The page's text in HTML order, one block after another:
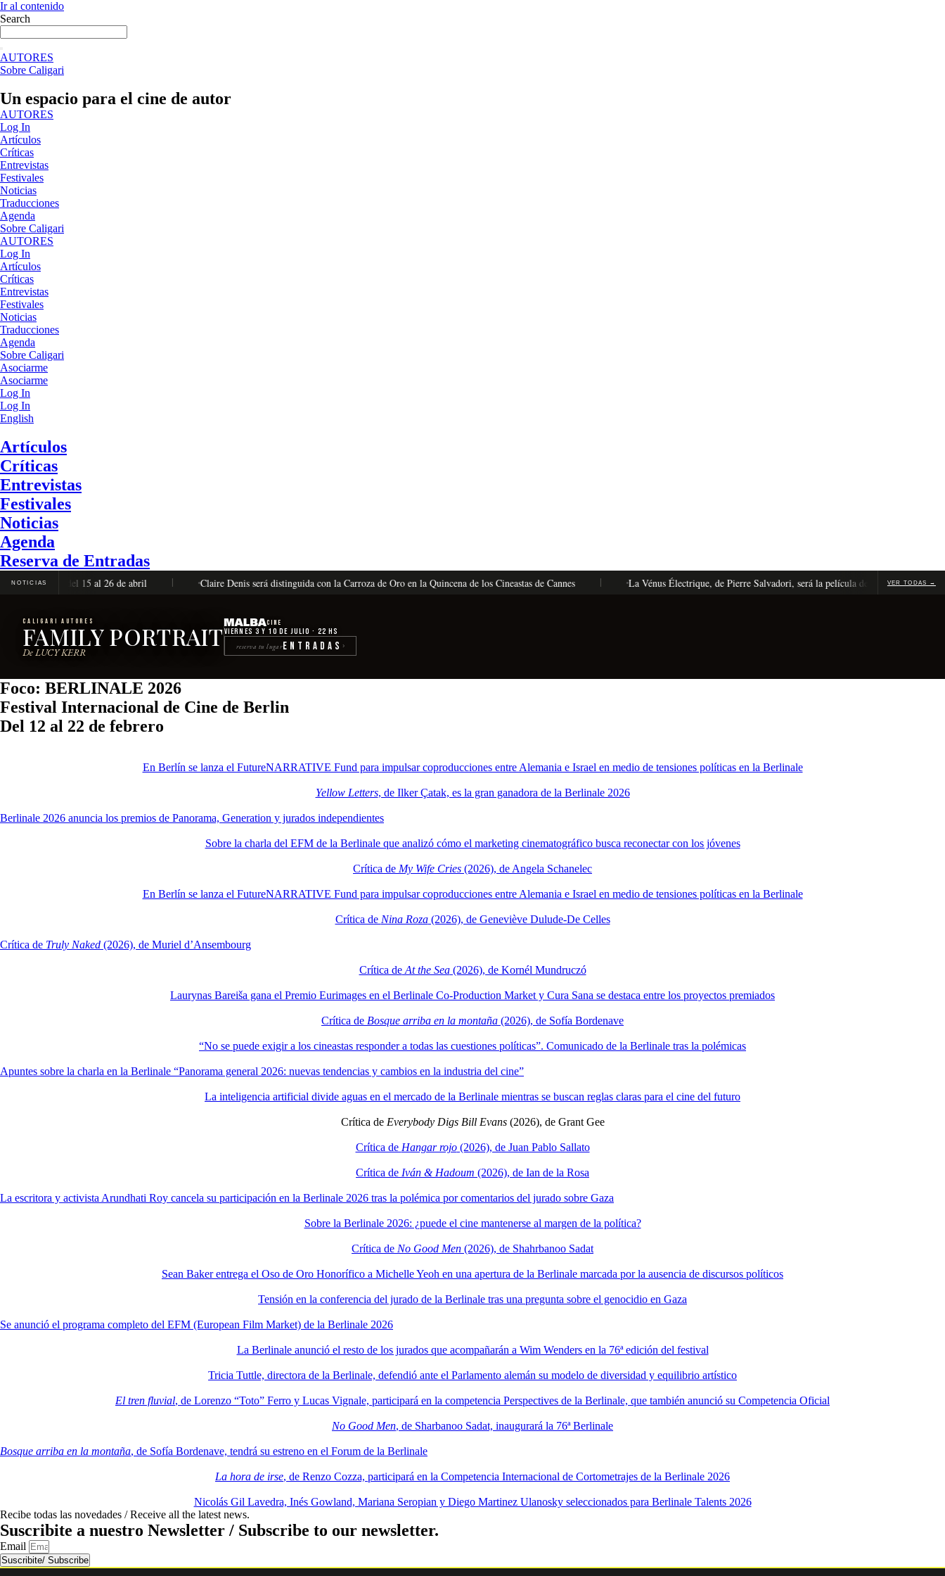
Ir al contenido
Search
AUTORES
Sobre Caligari
Un espacio para el cine de autor
AUTORES
Log In
Artículos
Críticas
Entrevistas
Festivales
Noticias
Traducciones
Agenda
Sobre Caligari
AUTORES
Log In
Artículos
Críticas
Entrevistas
Festivales
Noticias
Traducciones
Agenda
Sobre Caligari
Asociarme
Asociarme
Log In
Log In
English
Artículos
Críticas
Entrevistas
Festivales
Noticias
Agenda
Reserva de Entradas
NOTICIASdel 15 al 26 de abril Claire Denis será distinguida con la Carroza de Oro en la Quincena de los Cineastas de Cannes La Vénus Électrique, de Pierre Salvadori, será la película de apertura de Cannes 2026
VER TODAS →
CALIGARI AUTORES
FAMILY PORTRAIT
De LUCY KERR
Cine
Viernes 3 y 10 de julio · 22 hs
reserva tu lugarEntradas ›
Foco: BERLINALE 2026
Festival Internacional de Cine de Berlin
Del 12 al 22 de febrero
En Berlín se lanza el FutureNARRATIVE Fund para impulsar coproducciones entre Alemania e Israel en medio de tensiones políticas en la Berlinale
Yellow Letters, de Ilker Çatak, es la gran ganadora de la Berlinale 2026
Berlinale 2026 anuncia los premios de Panorama, Generation y jurados independientes
Sobre la charla del EFM de la Berlinale que analizó cómo el marketing cinematográfico busca reconectar con los jóvenes
Crítica de My Wife Cries (2026), de Angela Schanelec
En Berlín se lanza el FutureNARRATIVE Fund para impulsar coproducciones entre Alemania e Israel en medio de tensiones políticas en la Berlinale
Crítica de Nina Roza(2026), de Geneviève Dulude-De Celles
Crítica de Truly Naked (2026), de Muriel d’Ansembourg
Crítica deAt the Sea(2026), de Kornél Mundruczó
Laurynas Bareiša gana el Premio Eurimages en el Berlinale Co-Production Market y Cura Sana se destaca entre los proyectos premiados
Crítica de Bosque arriba en la montaña (2026), de Sofía Bordenave
“No se puede exigir a los cineastas responder a todas las cuestiones políticas”. Comunicado de la Berlinale tras la polémicas
Apuntes sobre la charla en la Berlinale “Panorama general 2026: nuevas tendencias y cambios en la industria del cine”
La inteligencia artificial divide aguas en el mercado de la Berlinale mientras se buscan reglas claras para el cine del futuro
Crítica de Everybody Digs Bill Evans(2026), de Grant Gee
Crítica de Hangar rojo(2026), de Juan Pablo Sallato
Crítica de Iván & Hadoum (2026), de Ian de la Rosa
La escritora y activista Arundhati Roy cancela su participación en la Berlinale 2026 tras la polémica por comentarios del jurado sobre Gaza
Sobre la Berlinale 2026: ¿puede el cine mantenerse al margen de la política?
Crítica de No Good Men (2026), de Shahrbanoo Sadat
Sean Baker entrega el Oso de Oro Honorífico a Michelle Yeoh en una apertura de la Berlinale marcada por la ausencia de discursos políticos
Tensión en la conferencia del jurado de la Berlinale tras una pregunta sobre el genocidio en Gaza
Se anunció el programa completo del EFM (European Film Market) de la Berlinale 2026
La Berlinale anunció el resto de los jurados que acompañarán a Wim Wenders en la 76ª edición del festival
Tricia Tuttle, directora de la Berlinale, defendió ante el Parlamento alemán su modelo de diversidad y equilibrio artístico
El tren fluvial, de Lorenzo “Toto” Ferro y Lucas Vignale, participará en la competencia Perspectives de la Berlinale, que también anunció su Competencia Oficial
No Good Men, de Sharbanoo Sadat, inaugurará la 76ª Berlinale
Bosque arriba en la montaña, de Sofía Bordenave, tendrá su estreno en el Forum de la Berlinale
La hora de irse, de Renzo Cozza, participará en la Competencia Internacional de Cortometrajes de la Berlinale 2026
Nicolás Gil Lavedra, Inés Gowland, Mariana Seropian y Diego Martinez Ulanosky seleccionados para Berlinale Talents 2026
Recibe todas las novedades / Receive all the latest news.
Suscribite a nuestro Newsletter / Subscribe to our newsletter.
Email
Suscribite/ Subscribe